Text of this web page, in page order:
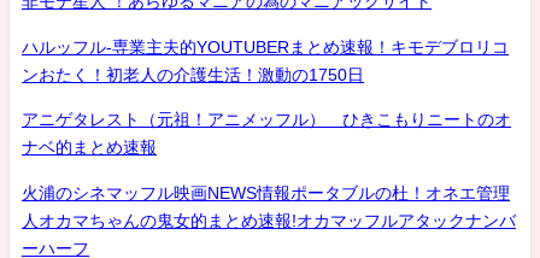
ハルッフル-専業主夫的YOUTUBERまとめ速報！キモデブロリコ
ンおたく！初老人の介護生活！激動の1750日
アニゲタレスト（元祖！アニメッフル） ひきこもりニートのオ
ナベ的まとめ速報
火浦のシネマッフル映画NEWS情報ポータブルの杜！オネエ管理
人オカマちゃんの鬼女的まとめ速報!オカマッフルアタックナンバ
ーハーフ